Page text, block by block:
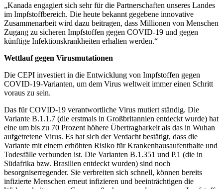
„Kanada engagiert sich sehr für die Partnerschaften unseres Landes
im Impfstoffbereich. Die heute bekannt gegebene innovative
Zusammenarbeit wird dazu beitragen, dass Millionen von Menschen
Zugang zu sicheren Impfstoffen gegen COVID-19 und gegen
künftige Infektionskrankheiten erhalten werden.“
Wettlauf gegen Virusmutationen
Die CEPI investiert in die Entwicklung von Impfstoffen gegen
COVID-19-Varianten, um dem Virus weltweit immer einen Schritt
voraus zu sein.
Das für COVID-19 verantwortliche Virus mutiert ständig. Die
Variante B.1.1.7 (die erstmals in Großbritannien entdeckt wurde) hat
eine um bis zu 70 Prozent höhere Übertragbarkeit als das in Wuhan
aufgetretene Virus. Es hat sich der Verdacht bestätigt, dass die
Variante mit einem erhöhten Risiko für Krankenhausaufenthalte und
Todesfälle verbunden ist. Die Varianten B.1.351 und P.1 (die in
Südafrika bzw. Brasilien entdeckt wurden) sind noch
besorgniserregender. Sie verbreiten sich schnell, können bereits
infizierte Menschen erneut infizieren und beeinträchtigen die